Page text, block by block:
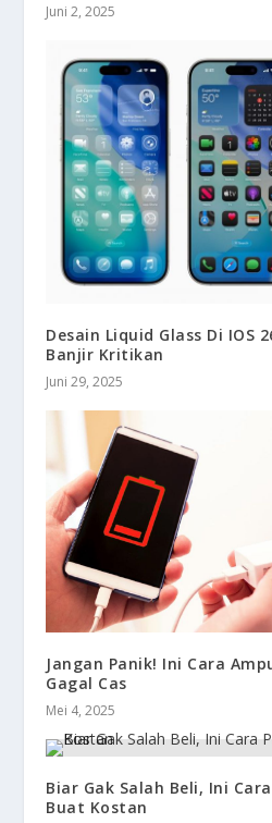
Juni 2, 2025
Desain Liquid Glass Di IOS
Banjir Kritikan
Juni 29, 2025
Jangan Panik! Ini Cara
Gagal Cas
Mei 4, 2025
Biar Gak Salah Beli, Ini
Buat Kostan